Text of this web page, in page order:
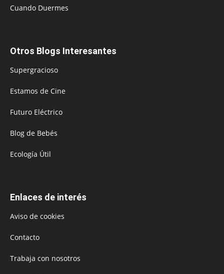
Cuando Duermes
Otros Blogs Interesantes
Supergracioso
Estamos de Cine
Futuro Eléctrico
Blog de Bebés
Ecología Útil
Enlaces de interés
Aviso de cookies
Contacto
Trabaja con nosotros